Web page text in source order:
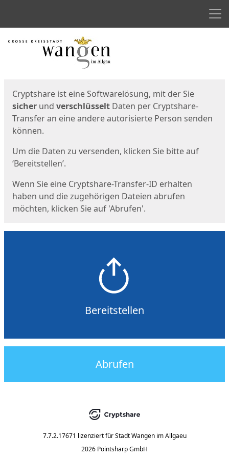
Start
Cryptshare ist eine Softwarelösung, mit der Sie
sicher und verschlüsselt Daten per Cryptshare-
Transfer an eine andere autorisierte Person senden
können.
Um die Daten zu versenden, klicken Sie bitte auf
‘Bereitstellen’.
Wenn Sie eine Cryptshare-Transfer-ID erhalten
haben und die zugehörigen Dateien abrufen
möchten, klicken Sie auf 'Abrufen'.
Bereitstellen
Abrufen
7.7.2.17671 lizenziert für Stadt Wangen im Allgaeu
2026 Pointsharp GmbH